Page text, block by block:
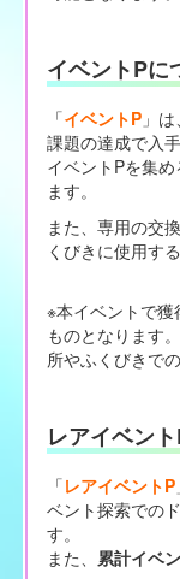
イベントPに
「イベントP」は
課題の達成で入
イベントPを集
ます。
また、専用の交
くびきに使用す
※本イベントで
ものとなります
所やふくびきで
レアイベン
「レアイベントP
ベント探索での
す。
また、 累計イベ